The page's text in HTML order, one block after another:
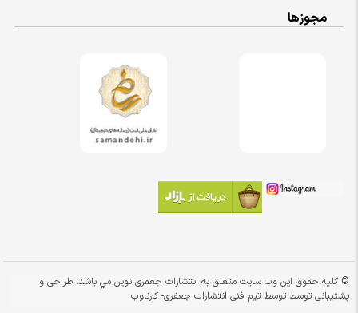
مجوزها
© کلیه حقوق این وب سایت متعلق به انتشارات جعفری نوین مي باشد. طراحی و
پشتیبانی توسط توسط تیم فنی انتشارات جعفری- کارناوب